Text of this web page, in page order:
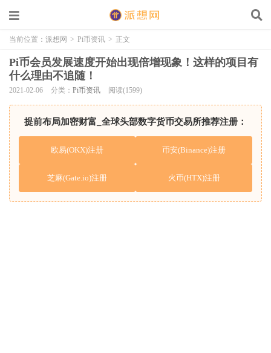
当前位置： 派想网 > Pi币资讯 > 正文
Pi币会员发展速度开始出现倍增现象！这样的项目有
什么理由不追随！
2021-02-06 分类： Pi币资讯 阅读(1599)
提前布局加密财富_全球头部数字货币交易所推荐注册：
欧易(OKX)注册 币安(Binance)注册
芝麻(Gate.io)注册 火币(HTX)注册